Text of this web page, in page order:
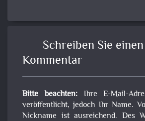
Schreiben Sie einen
Kommentar
Bitte beachten:Ihre E-Mail-
veröffentlicht, jedoch Ihr Name.
Nickname ist ausreichend. Des